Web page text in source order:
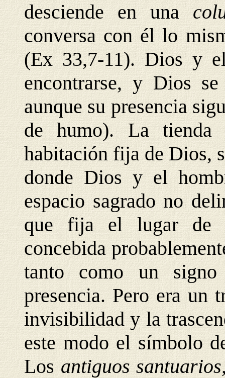
desciende en una
conversa con él lo
(Ex 33,7-11). Dios y
encontrarse, y Dios
aunque su presencia
de humo). La
habitación fija de Dios,
donde Dios y el
espacio sagrado no
que fija el lugar
concebida
tanto como un
presencia. Pero era un
invisibilidad y la
este modo el símbolo
Los antiguos